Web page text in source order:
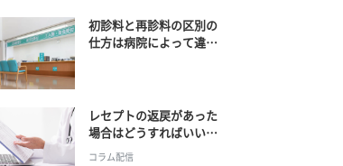
初診料と再診料の区別の
仕方は病院によって違
レセプトの返戻があった
場合はどうすればいい？
そのプロセスとは？
コラム配信